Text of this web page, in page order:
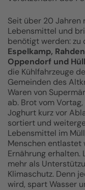
Seit über 20
Lebensmittel und
benötigt werden: zu
Espelkamp,
Oppendorf und
die Kühlfahrzeuge
Gemeinden des
Waren von
ab. Brot vom
Joghurt kurz vor
sortiert und
Lebensmittel im
Menschen entlastet
Ernährung
mehr als
Klimaschutz. Denn
wird, spart Wasser